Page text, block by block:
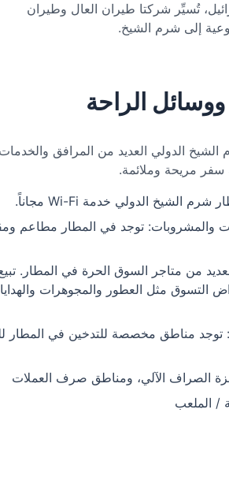
تُسيِّر شركتا طيران العال وطيران
إلى شرم الشيخ.
الراحة
الشيخ الدولي العديد من المرافق
سفر مريحة وملائمة.
والمشروبات: توجد في المطار مطاعم
من متاجر السوق الحرة في المطار.
التسوق مثل العطور والمجوهرات والهدايا
توجد مناطق مخصصة للتدخين في المطار
الصراف الآلي، ومناطق صرف العملات
/ الملعب